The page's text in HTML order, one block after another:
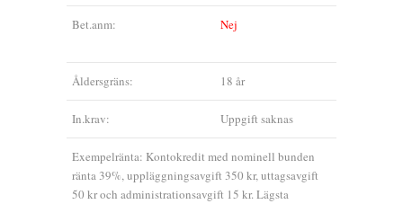
Bet.anm: Nej
Åldersgräns: 18 år
In.krav: Uppgift saknas
Exempelränta: Kontokredit med nominell bunden
ränta 39%, uppläggningsavgift 350 kr, uttagsavgift
50 kr och administrationsavgift 15 kr. Lägsta